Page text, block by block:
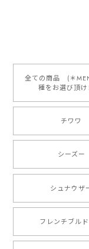
とっても可愛く
りやすくて最
ご縁がありま
全ての商品 (＊
種をお選び頂け
チワワ
シーズー
シュナウザ
フレンチブル